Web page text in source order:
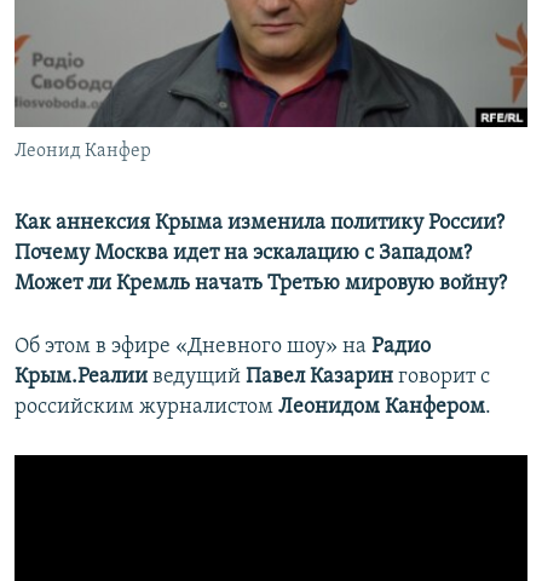
ПОБЕДИТЕЛЕЙ НЕ СУДЯТ?
КРЫМ.НЕПОКОРЕННЫЙ
ELIFBE
УКРАИНСКАЯ ПРОБЛЕМА КРЫМА
Леонид Канфер
Как аннексия Крыма изменила политику России?
Почему Москва идет на эскалацию с Западом?
Может ли Кремль начать Третью мировую войну?
Об этом в эфире «Дневного шоу» на Радио
Крым.Реалии ведущий Павел Казарин говорит с
российским журналистом Леонидом Канфером.